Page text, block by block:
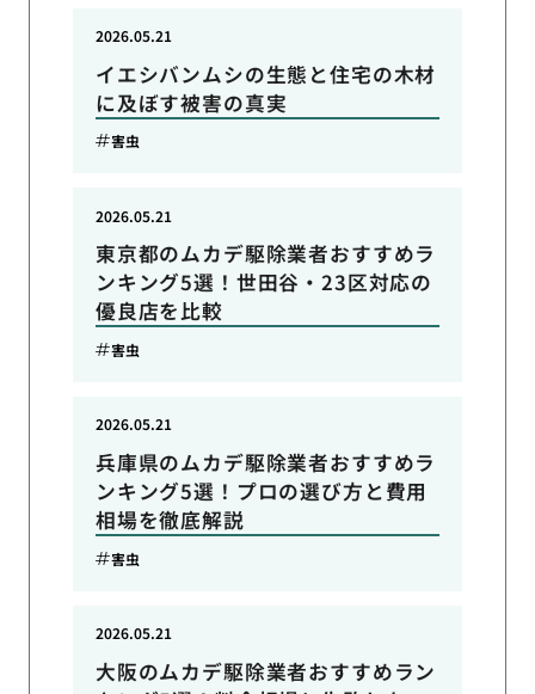
イエシバンムシの生態と住宅の木材
に及ぼす被害の真実
2026.05.21
害虫
東京都のムカデ駆除業者おすすめラ
ンキング5選！世田谷・23区対応の
優良店を比較
2026.05.21
害虫
兵庫県のムカデ駆除業者おすすめラ
ンキング5選！プロの選び方と費用
相場を徹底解説
2026.05.21
害虫
大阪のムカデ駆除業者おすすめラン
2026.05.21